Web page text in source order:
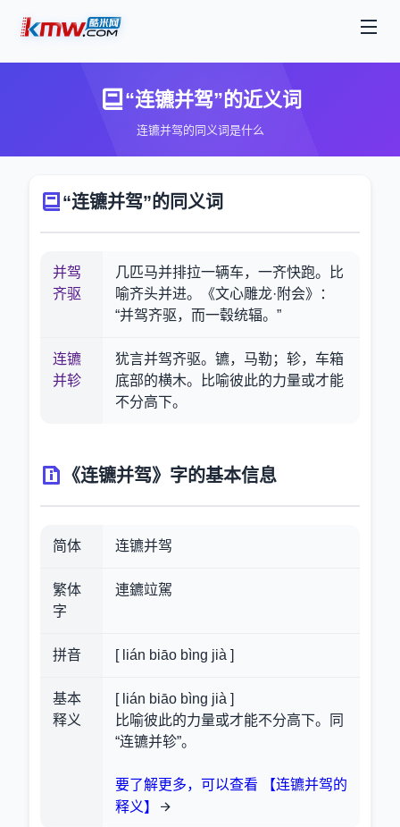
“连镳并驾”的近义词
连镳并驾的同义词是什么
“连镳并驾”的同义词
并驾
齐驱
几匹马并排拉一辆车，一齐快跑。比
喻齐头并进。《文心雕龙·附会》：
“并驾齐驱，而一毂统辐。”
连镳
并轸
犹言并驾齐驱。镳，马勒；轸，车箱
底部的横木。比喻彼此的力量或才能
不分高下。
《连镳并驾》字的基本信息
简体 连镳并驾
繁体
字
連鑣竝駕
拼音 [ lián biāo bìng jià ]
基本
释义
[ lián biāo bìng jià ]
比喻彼此的力量或才能不分高下。同
“连镳并轸”。
要了解更多，可以查看 【连镳并驾的
释义】